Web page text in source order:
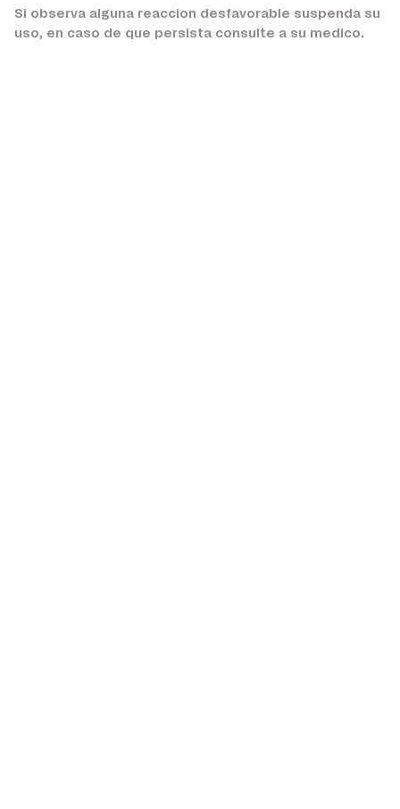
Si observa alguna reaccion desfavorable suspenda su
uso, en caso de que persista consulte a su medico.